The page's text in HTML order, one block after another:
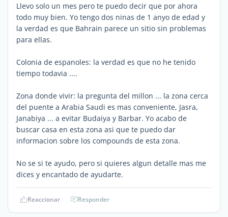
Llevo solo un mes pero te puedo decir que por ahora
todo muy bien. Yo tengo dos ninas de 1 anyo de edad y
la verdad es que Bahrain parece un sitio sin problemas
para ellas.
Colonia de espanoles: la verdad es que no he tenido
tiempo todavia ....
Zona donde vivir: la pregunta del millon ... la zona cerca
del puente a Arabia Saudi es mas conveniente, Jasra,
Janabiya ... a evitar Budaiya y Barbar. Yo acabo de
buscar casa en esta zona asi que te puedo dar
informacion sobre los compounds de esta zona.
No se si te ayudo, pero si quieres algun detalle mas me
dices y encantado de ayudarte.
Reaccionar Responder